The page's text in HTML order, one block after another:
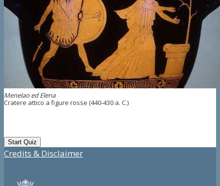
Menelao ed Elena
Cratere attico a figure rosse (440-430 a. C.)
Credits & Disclaimer